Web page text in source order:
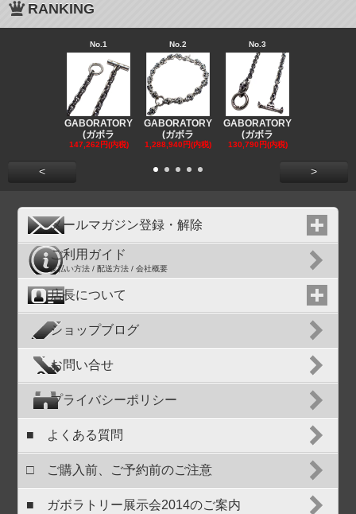
RANKING
No.1
GABORATORY
(ガボラ
147,262円(内税)
No.2
GABORATORY
(ガボラ
1,288,940円(内税)
No.3
GABORATORY
(ガボラ
130,790円(内税)
< >
メールマガジン登録・解除
ご利用ガイド
支払い方法 / 配送方法 / 会社概要
店長について
ショップブログ
お問い合せ
プライバシーポリシー
■ よくある質問
□ ご購入前、ご予約前のご注意
■ ガボラトリー展示会2014のご案内